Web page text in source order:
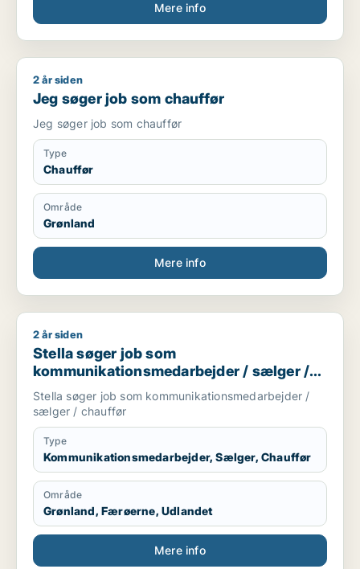
Mere info
Jeg søger job som chauffør
2 år siden
Jeg søger job som chauffør
Jeg søger job som chauffør
Type
Chauffør
Område
Grønland
Mere info
Stella søger job som kommunikationsmedarbejder / sælger
2 år siden
Stella søger job som
kommunikationsmedarbejder / sælger /
chauffør
Stella søger job som kommunikationsmedarbejder /
sælger / chauffør
Type
Kommunikationsmedarbejder, Sælger, Chauffør
Område
Grønland, Færøerne, Udlandet
Mere info